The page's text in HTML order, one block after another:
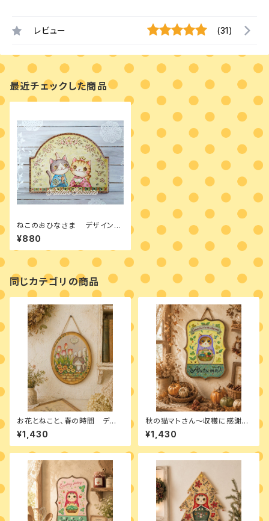
レビュー (31)
最近チェックした商品
ねこのおひなさま デザインパ
ケット ウッドバーニング＆ペイ
ント
¥880
同じカテゴリの商品
お花とねこと、春の時間 デザ
インパケット
¥1,430
秋の猫マトさん～収穫に感謝
デザインパケット
¥1,430